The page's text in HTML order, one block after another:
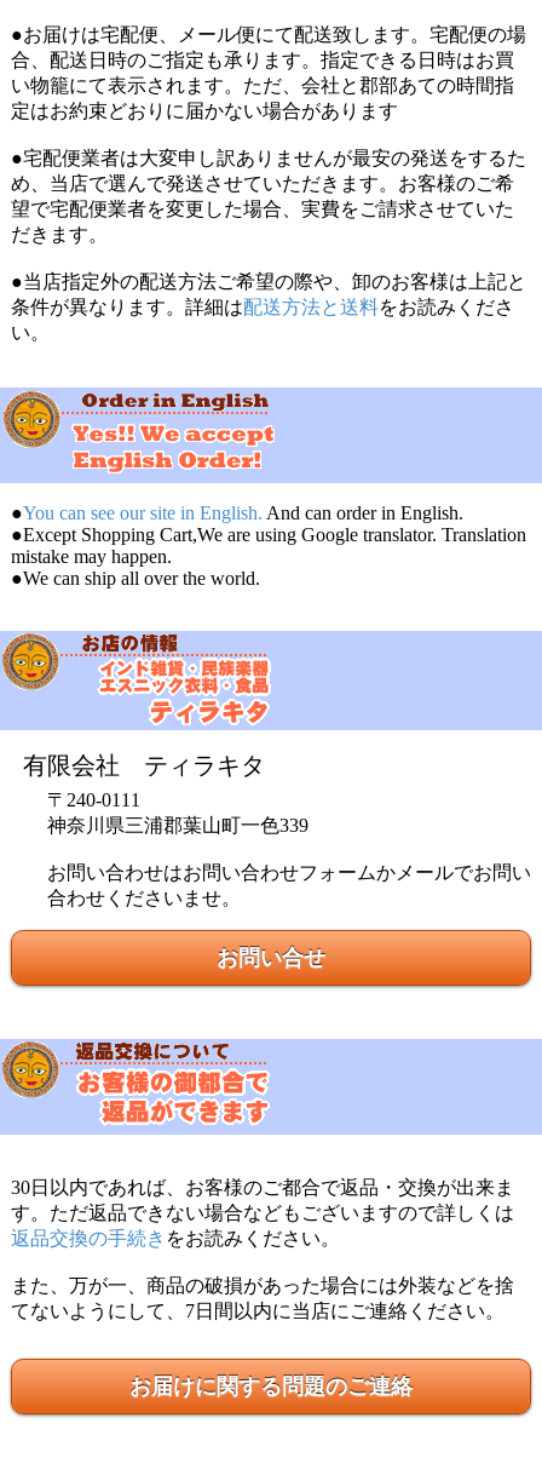
●お届けは宅配便、メール便にて配送致します。宅配便の場
合、配送日時のご指定も承ります。指定できる日時はお買
い物籠にて表示されます。ただ、会社と郡部あての時間指
定はお約束どおりに届かない場合があります
●宅配便業者は大変申し訳ありませんが最安の発送をするた
め、当店で選んで発送させていただきます。お客様のご希
望で宅配便業者を変更した場合、実費をご請求させていた
だきます。
●当店指定外の配送方法ご希望の際や、卸のお客様は上記と
条件が異なります。詳細は配送方法と送料をお読みくださ
い。
●You can see our site in English. And can order in English.
●Except Shopping Cart,We are using Google translator. Translation
mistake may happen.
●We can ship all over the world.
有限会社 ティラキタ
〒240-0111
神奈川県三浦郡葉山町一色339
お問い合わせはお問い合わせフォームかメールでお問い
合わせくださいませ。
お問い合せ
30日以内であれば、お客様のご都合で返品・交換が出来ま
す。ただ返品できない場合などもございますので詳しくは
返品交換の手続き をお読みください。
また、万が一、商品の破損があった場合には外装などを捨
てないようにして、7日間以内に当店にご連絡ください。
お届けに関する問題のご連絡